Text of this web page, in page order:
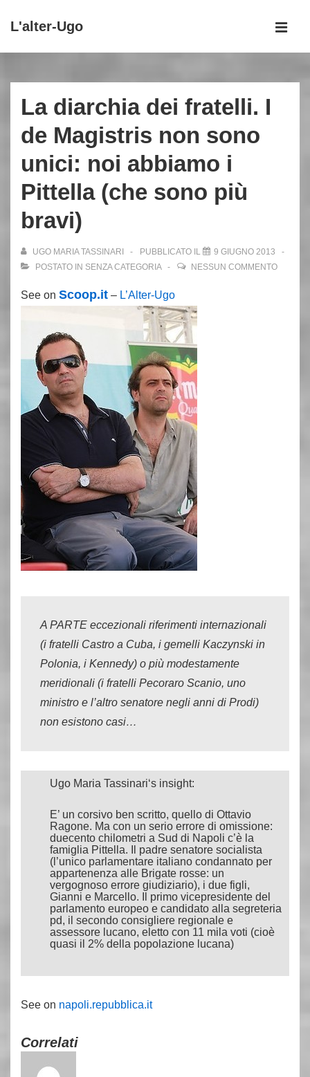
Vai
principale
L'alter-Ugo
principale
La diarchia dei fratelli. I
de Magistris non sono
unici: noi abbiamo i
Pittella (che sono più
bravi)
UGO MARIA TASSINARI PUBBLICATO IL
9 GIUGNO 2013
POSTATO IN SENZA CATEGORIA NESSUN COMMENTO
See on Scoop.it – L’Alter-Ugo
A PARTE eccezionali riferimenti internazionali
(i fratelli Castro a Cuba, i gemelli Kaczynski in
Polonia, i Kennedy) o più modestamente
meridionali (i fratelli Pecoraro Scanio, uno
ministro e l’altro senatore negli anni di Prodi)
non esistono casi…
Ugo Maria Tassinari‘s insight:
E’ un corsivo ben scritto, quello di Ottavio
Ragone. Ma con un serio errore di omissione:
duecento chilometri a Sud di Napoli c’è la
famiglia Pittella. Il padre senatore socialista
(l’unico parlamentare italiano condannato per
appartenenza alle Brigate rosse: un
vergognoso errore giudiziario), i due figli,
Gianni e Marcello. Il primo vicepresidente del
parlamento europeo e candidato alla segreteria
pd, il secondo consigliere regionale e
assessore lucano, eletto con 11 mila voti (cioè
quasi il 2% della popolazione lucana)
See on napoli.repubblica.it
Correlati